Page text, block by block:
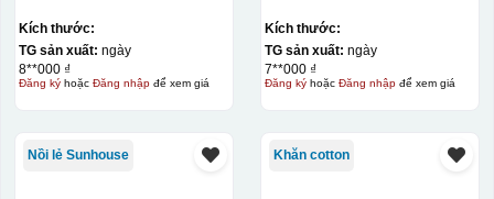
Kích thước:
TG sản xuất: ngày
8**000 ₫
Đăng kýhoặc Đăng nhậpđể xem giá
Kích thước:
TG sản xuất: ngày
7**000 ₫
Đăng kýhoặc Đăng nhậpđể xem giá
Nồi lẻ Sunhouse Khăn cotton